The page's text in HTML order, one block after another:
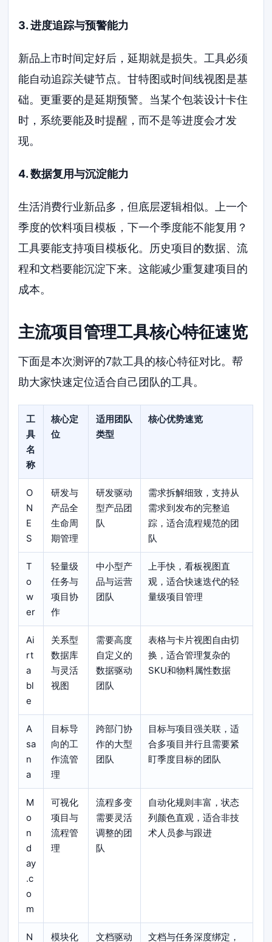
3. 进度追踪与预警能力
新品上市时间定好后，延期就是损失。工具必须
能自动追踪关键节点。甘特图或时间线视图是基
础。更重要的是延期预警。当某个包装设计卡住
时，系统要能及时提醒，而不是等进度会才发
现。
4. 数据复用与沉淀能力
生活消费行业新品多，但底层逻辑相似。上一个
季度的饮料项目模板，下一个季度能不能复用？
工具要能支持项目模板化。历史项目的数据、流
程和文档要能沉淀下来。这能减少重复建项目的
成本。
主流项目管理工具核心特征速览
下面是本次测评的7款工具的核心特征对比。帮
助大家快速定位适合自己团队的工具。
工
具
名
称
核心定
位
适用团队
类型
核心优势速览
O
N
E
S
研发与
产品全
生命周
期管理
研发驱动
型产品团
队
需求拆解细致，支持从
需求到发布的完整追
踪，适合流程规范的团
队
T
o
w
er
轻量级
任务与
项目协
作
中小型产
品与运营
团队
上手快，看板视图直
观，适合快速迭代的轻
量级项目管理
Ai
rt
a
bl
e
关系型
数据库
与灵活
视图
需要高度
自定义的
数据驱动
团队
表格与卡片视图自由切
换，适合管理复杂的
SKU和物料属性数据
A
sa
n
a
目标导
向的工
作流管
理
跨部门协
作的大型
团队
目标与项目强关联，适
合多项目并行且需要紧
盯季度目标的团队
M
o
n
d
ay
.c
o
m
可视化
项目与
流程管
理
流程多变
需要灵活
调整的团
队
自动化规则丰富，状态
列颜色直观，适合非技
术人员参与跟进
N 模块化 文档驱动 文档与任务深度绑定，